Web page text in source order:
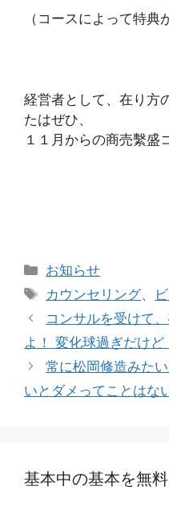
（コースによって特典
経営者として、在り方
たはぜひ、
１１月からの商売繫盛
カ
テ
リ
ー
お知らせ
タ
カウンセリング、
コンサルを受けて
よ！ 変化球過ぎだけど
常に松岡修造みた
いとダメってことはな
基本中の基本を無